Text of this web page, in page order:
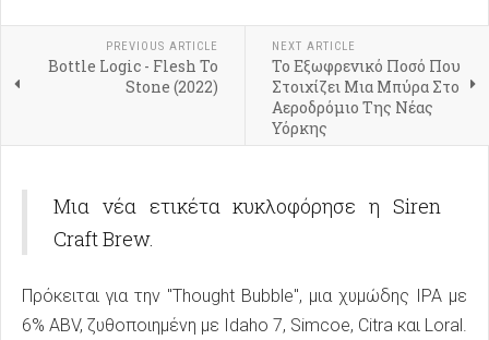
PREVIOUS ARTICLE
Bottle Logic - Flesh To
Stone (2022)
NEXT ARTICLE
Το Εξωφρενικό Ποσό Που
Στοιχίζει Μια Μπύρα Στο
Αεροδρόμιο Της Νέας
Υόρκης
Μια νέα ετικέτα κυκλοφόρησε η Siren
Craft Brew.
Πρόκειται για την "Thought Bubble", μια χυμώδης IPA με
6% ABV, ζυθοποιημένη με Idaho 7, Simcoe, Citra και Loral.